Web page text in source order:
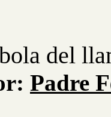
del
Padre